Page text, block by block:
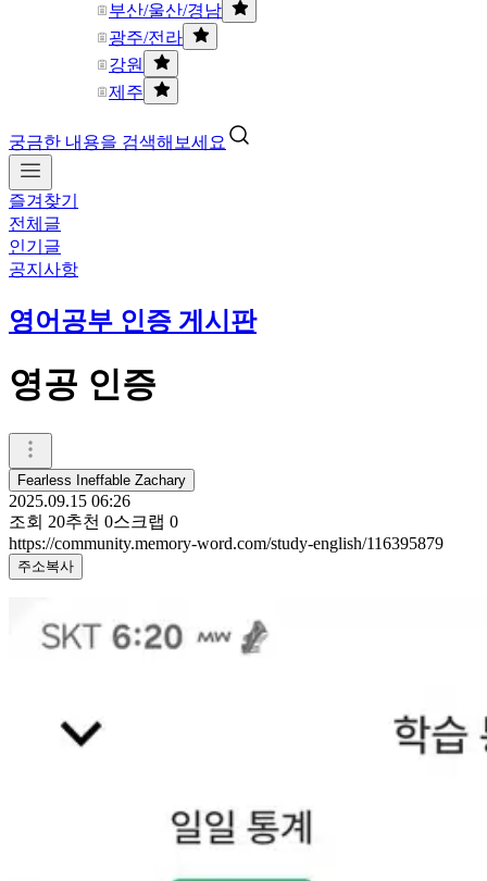
부산/울산/경남
광주/전라
강원
제주
궁금한 내용을 검색해보세요
즐겨찾기
전체글
인기글
공지사항
영어공부 인증 게시판
영공 인증
Fearless Ineffable Zachary
2025.09.15 06:26
조회 20추천 0스크랩 0
https://community.memory-word.com/study-english/116395879
주소복사